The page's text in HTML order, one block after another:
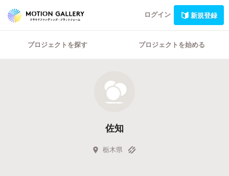
ログイン 新規登録
プロジェクトを探す プロジェクトを始める
佐知
栃木県